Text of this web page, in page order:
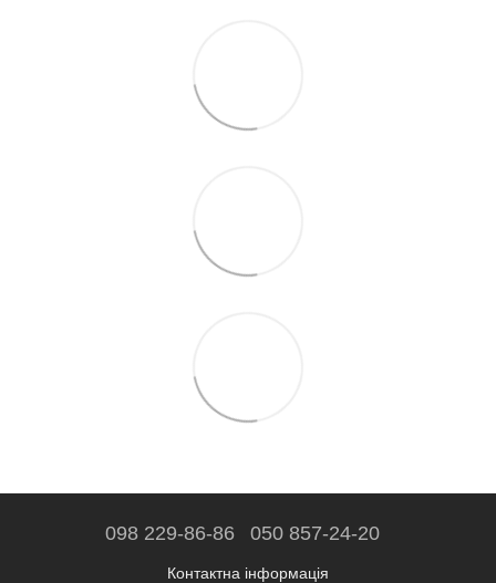
098 229-86-86 050 857-24-20
Контактна інформація